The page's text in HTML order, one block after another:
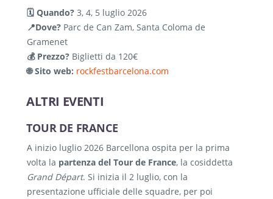
🗓️ Quando? 3, 4, 5 luglio 2026
📍Dove? Parc de Can Zam, Santa Coloma de
Gramenet
💰 Prezzo? Biglietti da 120€
🌐 Sito web: rockfestbarcelona.com
ALTRI EVENTI
TOUR DE FRANCE
A inizio luglio 2026 Barcellona ospita per la prima
volta la partenza del Tour de France, la cosiddetta
Grand Départ. Si inizia il 2 luglio, con la
presentazione ufficiale delle squadre, per poi